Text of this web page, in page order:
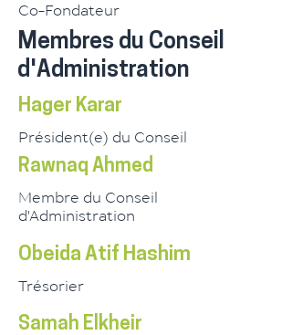
Co-Fondateur
Membres du Conseil
d'Administration
Hager Karar
Président(e) du Conseil
Rawnaq Ahmed
Membre du Conseil
d'Administration
Obeida Atif Hashim
Trésorier
Samah Elkheir